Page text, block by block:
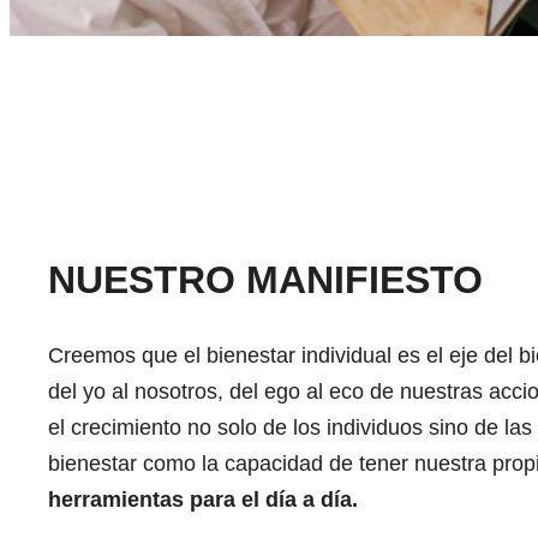
NUESTRO MANIFIESTO
Creemos que el bienestar individual es el eje del
del yo al nosotros, del ego al eco de nuestras
el crecimiento no solo de los individuos sino de
bienestar como la capacidad de tener nuestra
herramientas para el día a día.